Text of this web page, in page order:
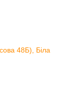
48Б), Біла